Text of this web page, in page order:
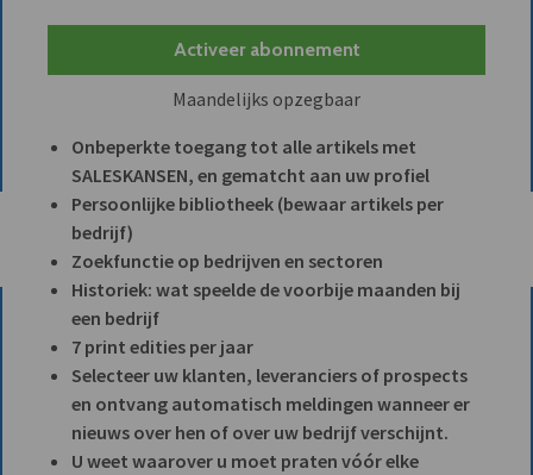
Activeer abonnement
Maandelijks opzegbaar
Onbeperkte toegang tot alle artikels met
SALESKANSEN, en gematcht aan uw profiel
Persoonlijke bibliotheek (bewaar artikels per
bedrijf)
Zoekfunctie op bedrijven en sectoren
Historiek: wat speelde de voorbije maanden bij
een bedrijf
7 print edities per jaar
Selecteer uw klanten, leveranciers of prospects
en ontvang automatisch meldingen wanneer er
nieuws over hen of over uw bedrijf verschijnt.
U weet waarover u moet praten vóór elke